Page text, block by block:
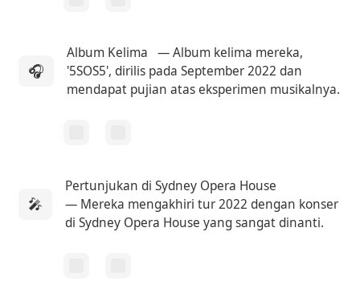
🎧
Album Kelima
— Album kelima mereka,
'5SOS5', dirilis pada September 2022 dan
mendapat pujian atas eksperimen musikalnya.
🎤
Pertunjukan di Sydney Opera House
— Mereka mengakhiri tur 2022 dengan konser
di Sydney Opera House yang sangat dinanti.